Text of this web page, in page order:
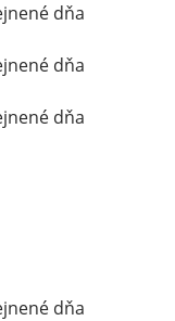
dňa
dňa
dňa
dňa